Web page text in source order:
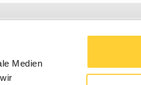
Medien
© 2026